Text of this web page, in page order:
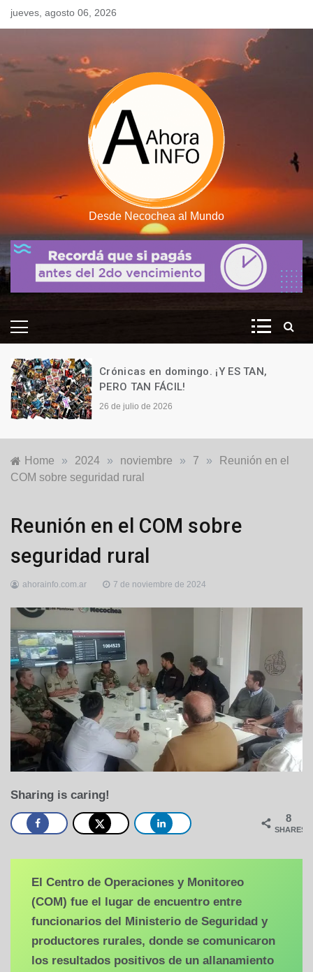
Skipjueves, agosto 06, 2026
Desde Necochea al Mundo
Crónicas en domingo. ¡Y ES TAN,
PERO TAN FÁCIL!
26 de julio de 2026
Home » 2024 » noviembre » 7 »
Reunión en el
COM sobre seguridad rural
Locales
Política
Reunión en el COM sobre
seguridad rural
ahorainfo.com.ar 7 de noviembre de 2024
Sharing is caring!
8
SHARES
El Centro de Operaciones y Monitoreo
(COM) fue el lugar de encuentro entre
funcionarios del Ministerio de Seguridad y
productores rurales, donde se comunicaron
los resultados positivos de un allanamiento